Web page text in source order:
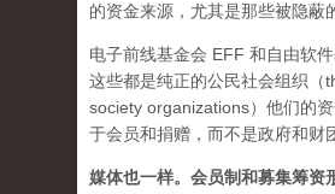
的资金来源，尤其是那些被隐蔽
电子前线基金会 EFF 和自由软
这些都是纯正的公民社会组织（
society organizations）他们的
于会员和捐赠，而不是政府和财
媒体也一样。会员制和募集筹资